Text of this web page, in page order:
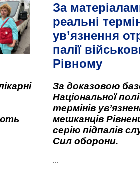
За
реальні
ув’язнення
палії
Рівному
За доказовою
Національної
термінів
мешканців
серію підпалів
Сил оборони.
...